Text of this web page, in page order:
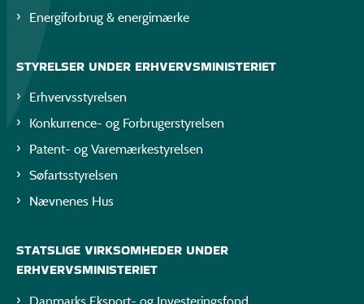
Energiforbrug & energimærke
STYRELSER UNDER ERHVERVSMINISTERIET
Erhvervsstyrelsen
Konkurrence- og Forbrugerstyrelsen
Patent- og Varemærkestyrelsen
Søfartsstyrelsen
Nævnenes Hus
STATSLIGE VIRKSOMHEDER UNDER
ERHVERVSMINISTERIET